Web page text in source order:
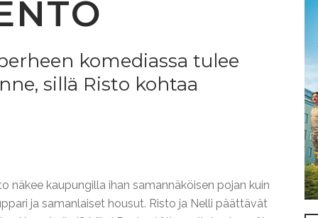
komediassa tulee
sillä Risto kohtaa
näkee kaupungilla ihan samannäköisen pojan kuin
ja samanlaiset housut. Risto ja Nelli päättävät